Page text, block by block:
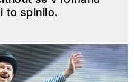
to splnilo.